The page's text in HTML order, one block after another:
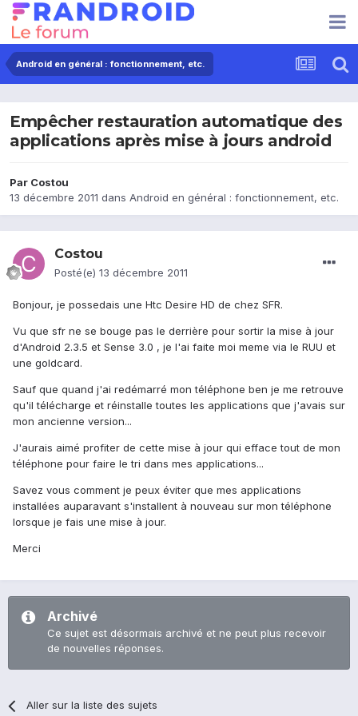
Android en général : fonctionnement, etc.
Empêcher restauration automatique des
applications après mise à jours android
Par Costou
13 décembre 2011 dans Android en général : fonctionnement, etc.
Costou
Posté(e) 13 décembre 2011
Bonjour, je possedais une Htc Desire HD de chez SFR.
Vu que sfr ne se bouge pas le derrière pour sortir la mise à jour
d'Android 2.3.5 et Sense 3.0 , je l'ai faite moi meme via le RUU et
une goldcard.
Sauf que quand j'ai redémarré mon téléphone ben je me retrouve
qu'il télécharge et réinstalle toutes les applications que j'avais sur
mon ancienne version...
J'aurais aimé profiter de cette mise à jour qui efface tout de mon
téléphone pour faire le tri dans mes applications...
Savez vous comment je peux éviter que mes applications
installées auparavant s'installent à nouveau sur mon téléphone
lorsque je fais une mise à jour.
Merci
Archivé
Ce sujet est désormais archivé et ne peut plus recevoir
de nouvelles réponses.
Aller sur la liste des sujets